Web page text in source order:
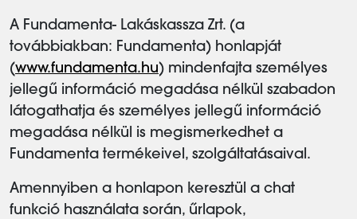
A Fundamenta- Lakáskassza Zrt. (a
továbbiakban: Fundamenta) honlapját
(www.fundamenta.hu) mindenfajta személyes
jellegű információ megadása nélkül szabadon
látogathatja és személyes jellegű információ
megadása nélkül is megismerkedhet a
Fundamenta termékeivel, szolgáltatásaival.
Amennyiben a honlapon keresztül a chat
funkció használata során, űrlapok,